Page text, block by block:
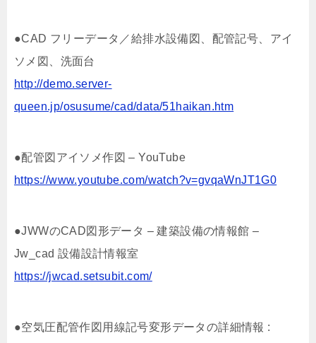
●CAD フリーデータ／給排水設備図、配管記号、アイ
ソメ図、洗面台
http://demo.server-
queen.jp/osusume/cad/data/51haikan.htm
●配管図アイソメ作図 – YouTube
https://www.youtube.com/watch?v=gvqaWnJT1G0
●JWWのCAD図形データ – 建築設備の情報館 –
Jw_cad 設備設計情報室
https://jwcad.setsubit.com/
●空気圧配管作図用線記号変形データの詳細情報 :